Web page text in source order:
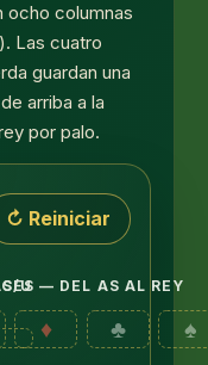
ocho columnas
Las cuatro
guardan una
arriba a la
por palo.
arriba: las
↻ Reiniciar
U — DEL AS AL REY
♦ ♣ ♠